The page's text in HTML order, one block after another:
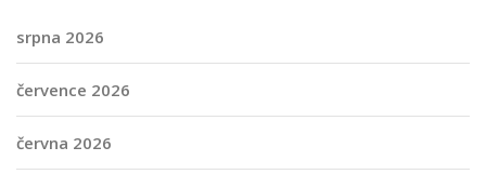
srpna 2026
července 2026
června 2026